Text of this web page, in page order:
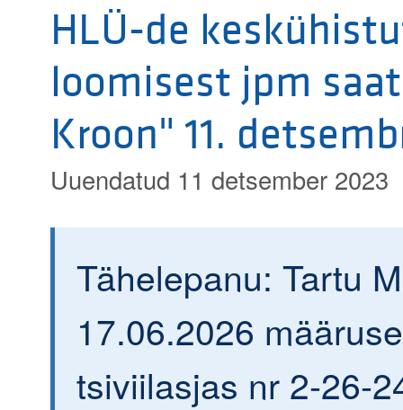
HLÜ-de
loomisest jpm
Kroon" 11.
Uuendatud 11 detsember 2023
Tähelepanu: Tartu
17.06.2026
tsiviilasjas nr 2-26-